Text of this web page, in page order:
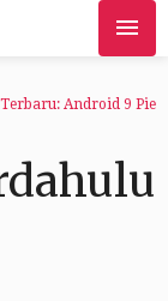
Android 9 Pie